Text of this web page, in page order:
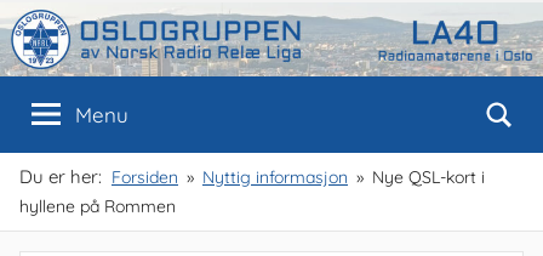
Skip
to
content
Oslogruppen
av
NRRL
Oslo
Menu
Du er her: Forsiden Nyttig informasjon
Nye QSL-kort i
hyllene på Rommen